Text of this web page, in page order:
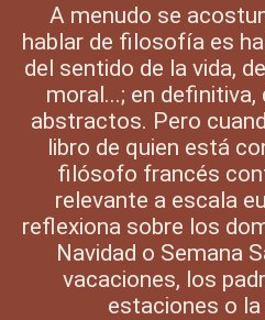
A menudo se
hablar de filosofía es
del sentido de la vida,
moral...; en
abstractos. Pero
libro de quien está
filósofo francés
relevante a escala
reflexiona sobre los
Navidad o Semana
vacaciones, los
estaciones o la